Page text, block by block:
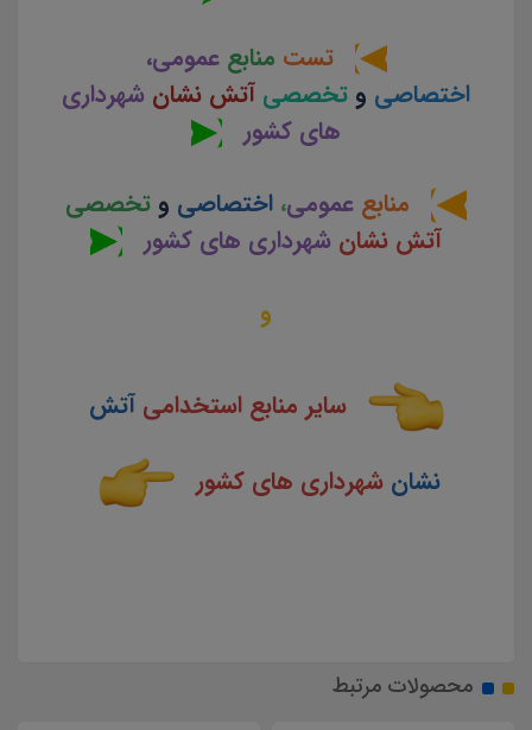
تست منابع عمومی،
اختصاصی و تخصصی آتش نشان شهرداری
های کشور
منابع عمومی، اختصاصی و تخصصی
آتش نشان شهرداری های کشور
و
سایر منابع استخدامی آتش
نشان شهرداری های کشور
محصولات مرتبط